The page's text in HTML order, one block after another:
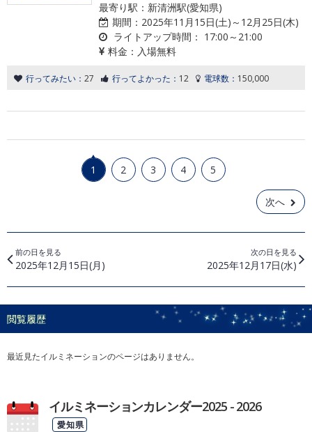
最寄り駅：新清洲駅(愛知県)
期間： 2025年11月15日(土)～12月25日(木)
ライトアップ時間： 17:00～21:00
料金： 入場無料
行ってみたい： 27 行ってよかった： 12 電球数： 150,000
1 2 3 4 5
次へ
前の日を見る
2025年12月15日(月)
次の日を見る
2025年12月17日(水)
閲覧履歴
最近見たイルミネーションのページはありません。
イルミネーションカレンダー2025 - 2026
愛知県